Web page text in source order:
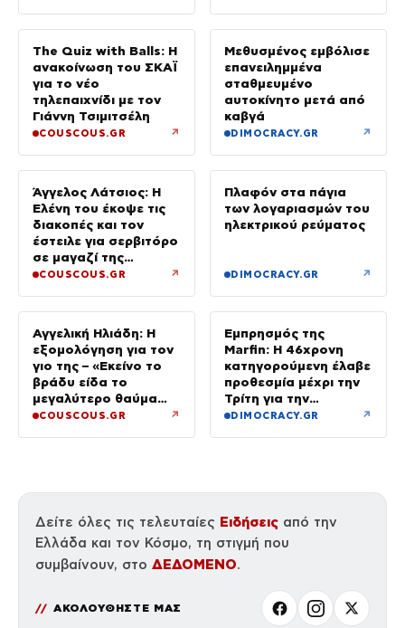
The Quiz with Balls: Η
ανακοίνωση του ΣΚΑΪ
για το νέο
τηλεπαιχνίδι με τον
Γιάννη Τσιμιτσέλη
COUSCOUS.GR ↗
Μεθυσμένος εμβόλισε
επανειλημμένα
σταθμευμένο
αυτοκίνητο μετά από
καβγά
DIMOCRACY.GR ↗
Άγγελος Λάτσιος: Η
Ελένη του έκοψε τις
διακοπές και τον
έστειλε για σερβιτόρο
σε μαγαζί της
Πεντέλης – Εκεί θα
COUSCOUS.GR ↗
Πλαφόν στα πάγια
των λογαριασμών του
ηλεκτρικού ρεύματος
DIMOCRACY.GR ↗
Αγγελική Ηλιάδη: Η
εξομολόγηση για τον
γιο της – «Εκείνο το
βράδυ είδα το
μεγαλύτερο θαύμα
της ζωής μου»
COUSCOUS.GR ↗
Εμπρησμός της
Marfin: Η 46χρονη
κατηγορούμενη έλαβε
προθεσμία μέχρι την
Τρίτη για την
απολογία της
DIMOCRACY.GR ↗
Δείτε όλες τις τελευταίες Ειδήσεις από την
Ελλάδα και τον Κόσμο, τη στιγμή που
συμβαίνουν, στο ΔΕΔΟΜΕΝΟ.
ΑΚΟΛΟΥΘΗΣΤΕ ΜΑΣ